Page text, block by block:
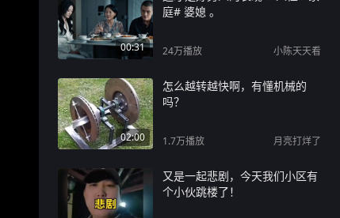
00:31
庭# 婆媳 。
24万播放 小陈天天看
02:00
怎么越转越快啊，有懂机械的
吗？
1.7万播放 月亮打烊了
又是一起悲剧，今天我们小区有
个小伙跳楼了！